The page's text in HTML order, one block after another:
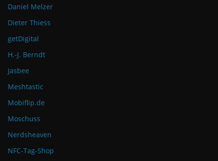
Daniel Melzer
Dieter Thiess
getDigital
H.-J. Berndt
Jasbee
Meshtastic
Mobiflip.de
Moschuss
Nerdsheaven
NFC-Tag-Shop